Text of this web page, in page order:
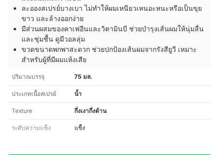
ละอองสเปรย์บางเบา ไม่ทำให้ผมเหนียวเหนอะหนะหรือเป็นขุย
ขาว และล้างออกง่าย
มีส่วนผสมของคาเฟอีนและวิตามินบี ช่วยบำรุงเส้นผมให้นุ่มลื่น
และชุ่มชื้น ดูมีวอลลุ่ม
ขวดขนาดพกพาสะดวก ช่วยปกป้องเส้นผมจากรังสียูวี เหมาะ
สำหรับผู้ที่มีผมแห้งเสีย
ปริมาณบรรจุ 75 มล.
ประเภทเนื้อสเปรย์ น้ำ
Texture กึ่งเงากึ่งด้าน
ระดับความแข็ง แข็ง